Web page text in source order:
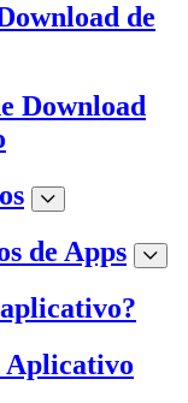
de
Download
de Apps
Aplicativo